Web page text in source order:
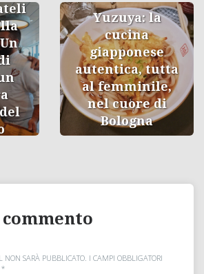
Yuzuya: la
cucina
giapponese
autentica, tutta
al femminile,
nel cuore di
Bologna
SARÀ PUBBLICATO. I CAMPI OBBLIGATORI
*